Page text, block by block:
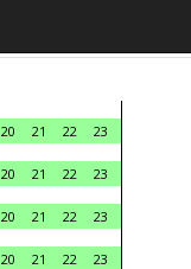
20 21 22
23
20 21 22
23
20 21 22
23
20 21 22
23